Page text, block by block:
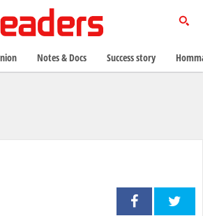
Notes & Docs Success story